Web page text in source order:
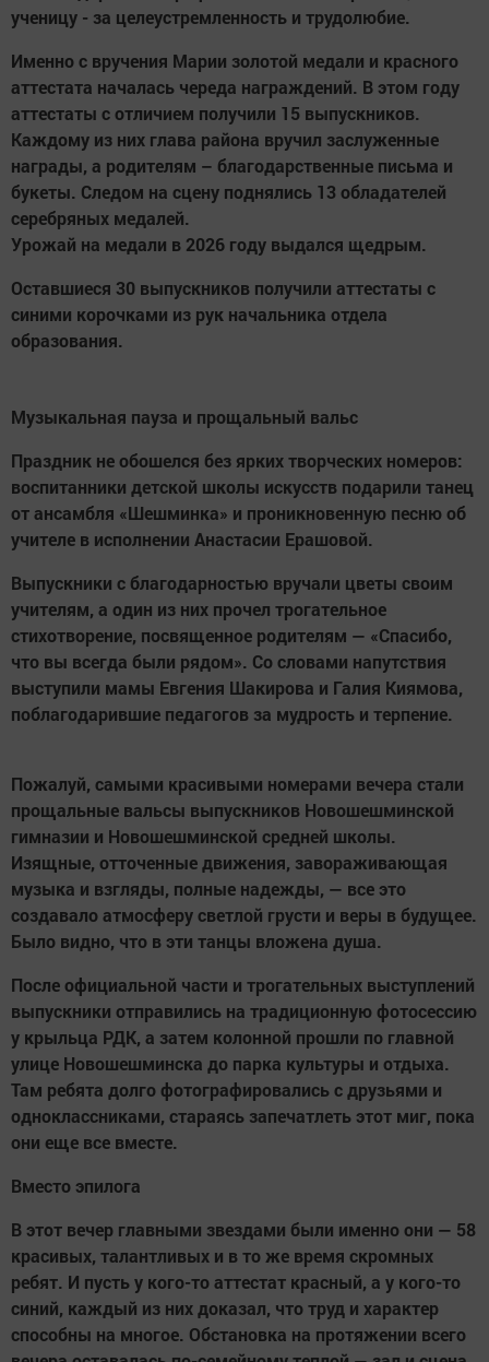
ученицу - за целеустремленность и трудолюбие.
Именно с вручения Марии золотой медали и красного
аттестата началась череда награждений. В этом году
аттестаты с отличием получили 15 выпускников.
Каждому из них глава района вручил заслуженные
награды, а родителям – благодарственные письма и
букеты. Следом на сцену поднялись 13 обладателей
серебряных медалей.
Урожай на медали в 2026 году выдался щедрым.
Оставшиеся 30 выпускников получили аттестаты с
синими корочками из рук начальника отдела
образования.
Музыкальная пауза и прощальный вальс
Праздник не обошелся без ярких творческих номеров:
воспитанники детской школы искусств подарили танец
от ансамбля «Шешминка» и проникновенную песню об
учителе в исполнении Анастасии Ерашовой.
Выпускники с благодарностью вручали цветы своим
учителям, а один из них прочел трогательное
стихотворение, посвященное родителям — «Спасибо,
что вы всегда были рядом». Со словами напутствия
выступили мамы Евгения Шакирова и Галия Киямова,
поблагодарившие педагогов за мудрость и терпение.
Пожалуй, самыми красивыми номерами вечера стали
прощальные вальсы выпускников Новошешминской
гимназии и Новошешминской средней школы.
Изящные, отточенные движения, завораживающая
музыка и взгляды, полные надежды, — все это
создавало атмосферу светлой грусти и веры в будущее.
Было видно, что в эти танцы вложена душа.
После официальной части и трогательных выступлений
выпускники отправились на традиционную фотосессию
у крыльца РДК, а затем колонной прошли по главной
улице Новошешминска до парка культуры и отдыха.
Там ребята долго фотографировались с друзьями и
одноклассниками, стараясь запечатлеть этот миг, пока
они еще все вместе.
Вместо эпилога
В этот вечер главными звездами были именно они — 58
красивых, талантливых и в то же время скромных
ребят. И пусть у кого-то аттестат красный, а у кого-то
синий, каждый из них доказал, что труд и характер
способны на многое. Обстановка на протяжении всего